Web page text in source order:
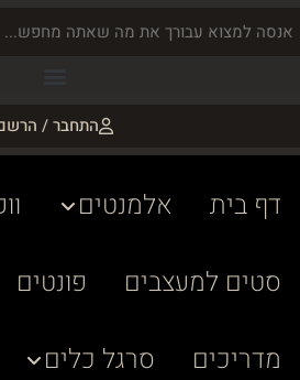
התחבר /
דף בית אלמנטים
סטים למעצבים
פונטים
מדריכים
סרגל כלים